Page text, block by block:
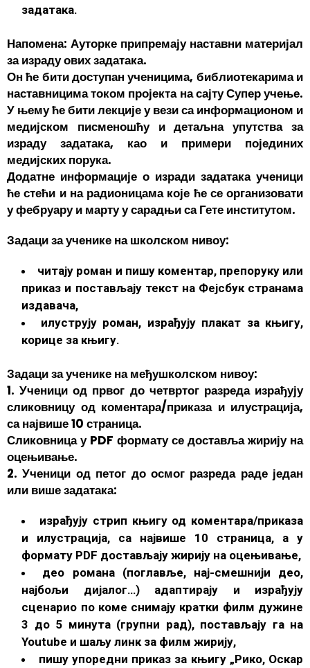
задатака.
Напомена: Ауторке припремају наставни материјал
за израду ових задатака.
Он ће бити доступан ученицима, библиотекарима и
наставницима током пројекта на сајту Супер учење.
У њему ће бити лекције у вези са информационом и
медијском писменошћу и детаљна упутства за
израду задатака, као и примери појединих
медијских порука.
Додатне информације о изради задатака ученици
ће стећи и на радионицама које ће се организовати
у фебруару и марту у сарадњи са Гете институтом.
Задаци за ученике на школском нивоу:
читају роман и пишу коментар, препоруку или
приказ и постављају текст на Фејсбук странама
издавача,
илуструју роман, израђују плакат за књигу,
корице за књигу.
Задаци за ученике на међушколском нивоу:
1. Ученици од првог до четвртог разреда израђују
сликовницу од коментара/приказа и илустрација,
са највише 10 страница.
Сликовница у PDF формату се доставља жирију на
оцењивање.
2. Ученици од петог до осмог разреда раде један
или више задатака:
израђују стрип књигу од коментара/приказа
и илустрација, са највише 10 страница, а у
формату PDF достављају жирију на оцењивање,
део романа (поглавље, нај-смешнији део,
најбољи дијалог…) адаптирају и израђују
сценарио по коме снимају кратки филм дужине
3 до 5 минута (групни рад), постављају га на
Youtube и шаљу линк за филм жирију,
пишу упоредни приказ за књигу „Рико, Оскар